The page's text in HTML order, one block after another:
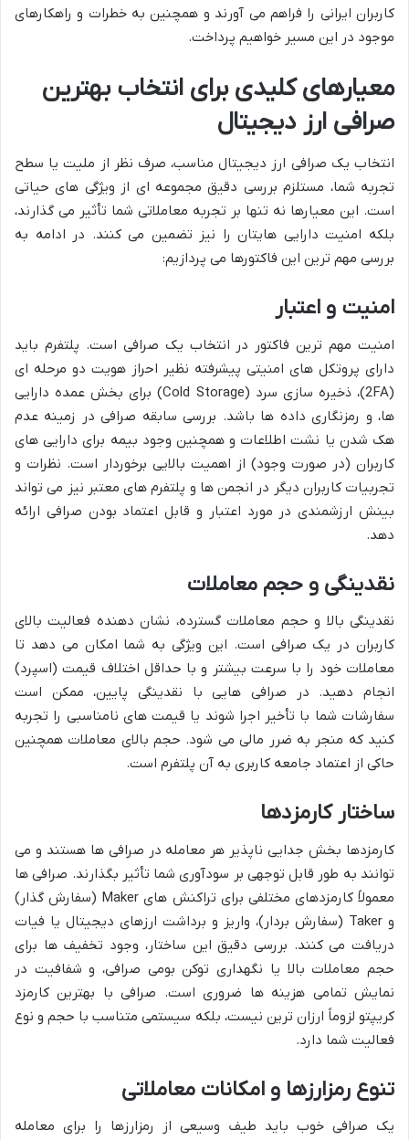
کاربران ایرانی را فراهم می آورند و همچنین به خطرات و راهکارهای
موجود در این مسیر خواهیم پرداخت.
معیارهای کلیدی برای انتخاب بهترین
صرافی ارز دیجیتال
انتخاب یک صرافی ارز دیجیتال مناسب، صرف نظر از ملیت یا سطح
تجربه شما، مستلزم بررسی دقیق مجموعه ای از ویژگی های حیاتی
است. این معیارها نه تنها بر تجربه معاملاتی شما تأثیر می گذارند،
بلکه امنیت دارایی هایتان را نیز تضمین می کنند. در ادامه به
بررسی مهم ترین این فاکتورها می پردازیم:
امنیت و اعتبار
امنیت مهم ترین فاکتور در انتخاب یک صرافی است. پلتفرم باید
دارای پروتکل های امنیتی پیشرفته نظیر احراز هویت دو مرحله ای
(2FA)، ذخیره سازی سرد (Cold Storage) برای بخش عمده دارایی
ها، و رمزنگاری داده ها باشد. بررسی سابقه صرافی در زمینه عدم
هک شدن یا نشت اطلاعات و همچنین وجود بیمه برای دارایی های
کاربران (در صورت وجود) از اهمیت بالایی برخوردار است. نظرات و
تجربیات کاربران دیگر در انجمن ها و پلتفرم های معتبر نیز می تواند
بینش ارزشمندی در مورد اعتبار و قابل اعتماد بودن صرافی ارائه
دهد.
نقدینگی و حجم معاملات
نقدینگی بالا و حجم معاملات گسترده، نشان دهنده فعالیت بالای
کاربران در یک صرافی است. این ویژگی به شما امکان می دهد تا
معاملات خود را با سرعت بیشتر و با حداقل اختلاف قیمت (اسپرد)
انجام دهید. در صرافی هایی با نقدینگی پایین، ممکن است
سفارشات شما با تأخیر اجرا شوند یا قیمت های نامناسبی را تجربه
کنید که منجر به ضرر مالی می شود. حجم بالای معاملات همچنین
حاکی از اعتماد جامعه کاربری به آن پلتفرم است.
ساختار کارمزدها
کارمزدها بخش جدایی ناپذیر هر معامله در صرافی ها هستند و می
توانند به طور قابل توجهی بر سودآوری شما تأثیر بگذارند. صرافی ها
معمولاً کارمزدهای مختلفی برای تراکنش های Maker (سفارش گذار)
و Taker (سفارش بردار)، واریز و برداشت ارزهای دیجیتال یا فیات
دریافت می کنند. بررسی دقیق این ساختار، وجود تخفیف ها برای
حجم معاملات بالا یا نگهداری توکن بومی صرافی، و شفافیت در
نمایش تمامی هزینه ها ضروری است. صرافی با بهترین کارمزد
کریپتو لزوماً ارزان ترین نیست، بلکه سیستمی متناسب با حجم و نوع
فعالیت شما دارد.
تنوع رمزارزها و امکانات معاملاتی
یک صرافی خوب باید طیف وسیعی از رمزارزها را برای معامله